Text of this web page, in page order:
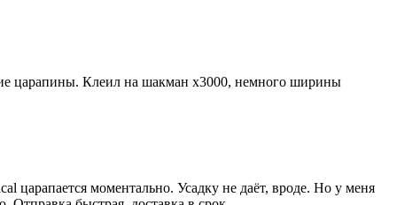
царапины. Клеил на шакман х3000, немного ширины
царапается моментально. Усадку не даёт, вроде. Но у меня